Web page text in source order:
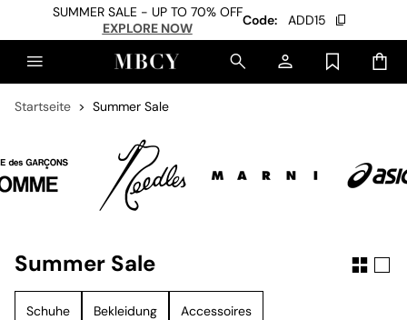
SUMMER SALE - UP TO 70% OFF
EXPLORE NOW
Code: ADD15
Startseite Summer Sale
Summer Sale
Schuhe Bekleidung
Accessoires